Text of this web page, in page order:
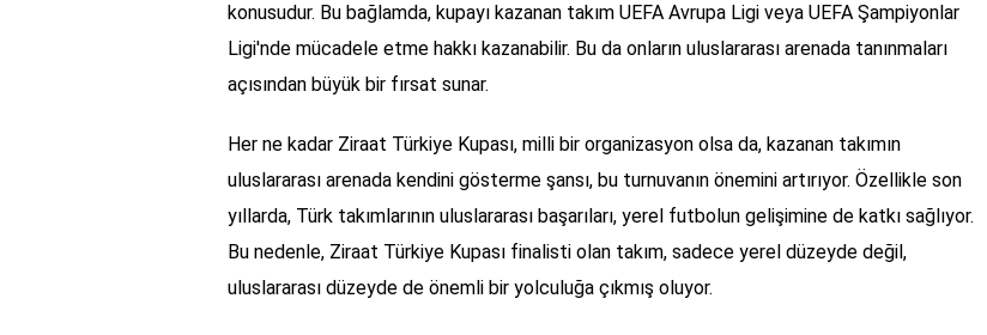
konusudur. Bu bağlamda, kupayı kazanan takım UEFA Avrupa Ligi veya UEFA Şampiyonlar
Ligi'nde mücadele etme hakkı kazanabilir. Bu da onların uluslararası arenada tanınmaları
açısından büyük bir fırsat sunar.
Her ne kadar Ziraat Türkiye Kupası, milli bir organizasyon olsa da, kazanan takımın
uluslararası arenada kendini gösterme şansı, bu turnuvanın önemini artırıyor. Özellikle son
yıllarda, Türk takımlarının uluslararası başarıları, yerel futbolun gelişimine de katkı sağlıyor.
Bu nedenle, Ziraat Türkiye Kupası finalisti olan takım, sadece yerel düzeyde değil,
uluslararası düzeyde de önemli bir yolculuğa çıkmış oluyor.